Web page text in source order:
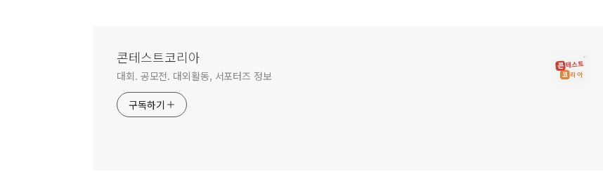
콘테스트코리아
대회. 공모전. 대외활동, 서포터즈 정보
구독하기